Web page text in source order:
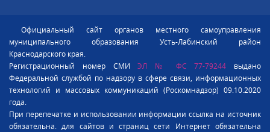
Официальный сайт органов местного самоуправления
муниципального образования Усть-Лабинский район
Краснодарского края.
Регистрационный номер СМИЭЛ № ФС 77-79244 выдано
Федеральной службой по надзору в сфере связи, информационных
технологий и массовых коммуникаций (Роскомнадзор) 09.10.2020
года.
При перепечатке и использовании информации ссылка на источник
обязательна. для сайтов и страниц сети Интернет обязательна